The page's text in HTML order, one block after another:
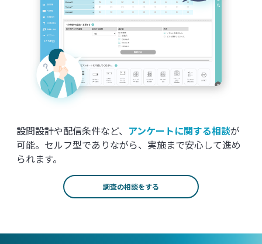
設問設計や配信条件など、 アンケートに関する相談が
可能。セルフ型でありながら、実施まで安心して進め
られます。
調査の相談をする